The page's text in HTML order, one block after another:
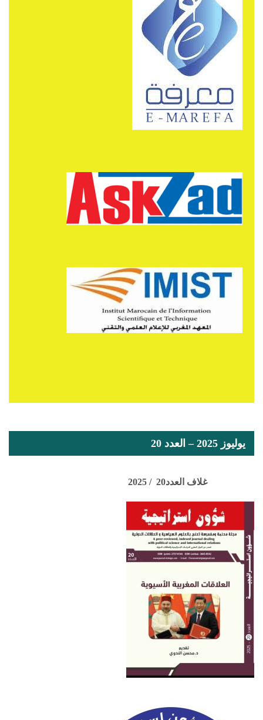
يوليوز 2025 – العدد 20
غلاف العدد20 / 2025